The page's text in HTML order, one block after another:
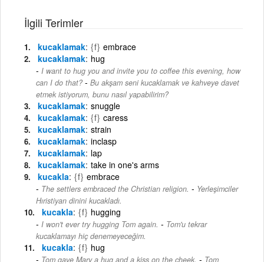
İlgili Terimler
kucaklamak {f} embrace
kucaklamak hug
I want to hug you and invite you to coffee this evening, how
can I do that? - Bu akşam seni kucaklamak ve kahveye davet
etmek istiyorum, bunu nasıl yapabilirim?
kucaklamak snuggle
kucaklamak {f} caress
kucaklamak strain
kucaklamak inclasp
kucaklamak lap
kucaklamak take in one's arms
kucakla {f} embrace
The settlers embraced the Christian religion. - Yerleşimciler
Hıristiyan dinini kucakladı.
kucakla {f} hugging
I won't ever try hugging Tom again. - Tom'u tekrar
kucaklamayı hiç denemeyeceğim.
kucakla {f} hug
Tom gave Mary a hug and a kiss on the cheek. - Tom